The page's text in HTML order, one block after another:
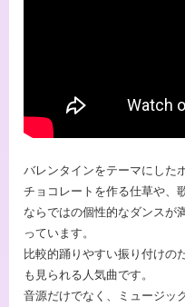
バレンタインをテーマにした
チョコレートを作る仕草や、
ならではの個性的なダンスが
っています。
比較的踊りやすい振り付けの
も見られる人気曲です。
音源だけでなく、ミュージッ